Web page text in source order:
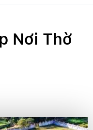
Nơi Thờ